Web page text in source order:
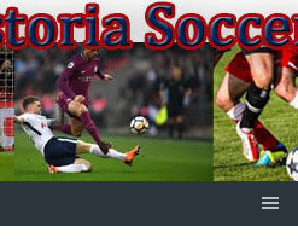
Springe
zum
Inhalt